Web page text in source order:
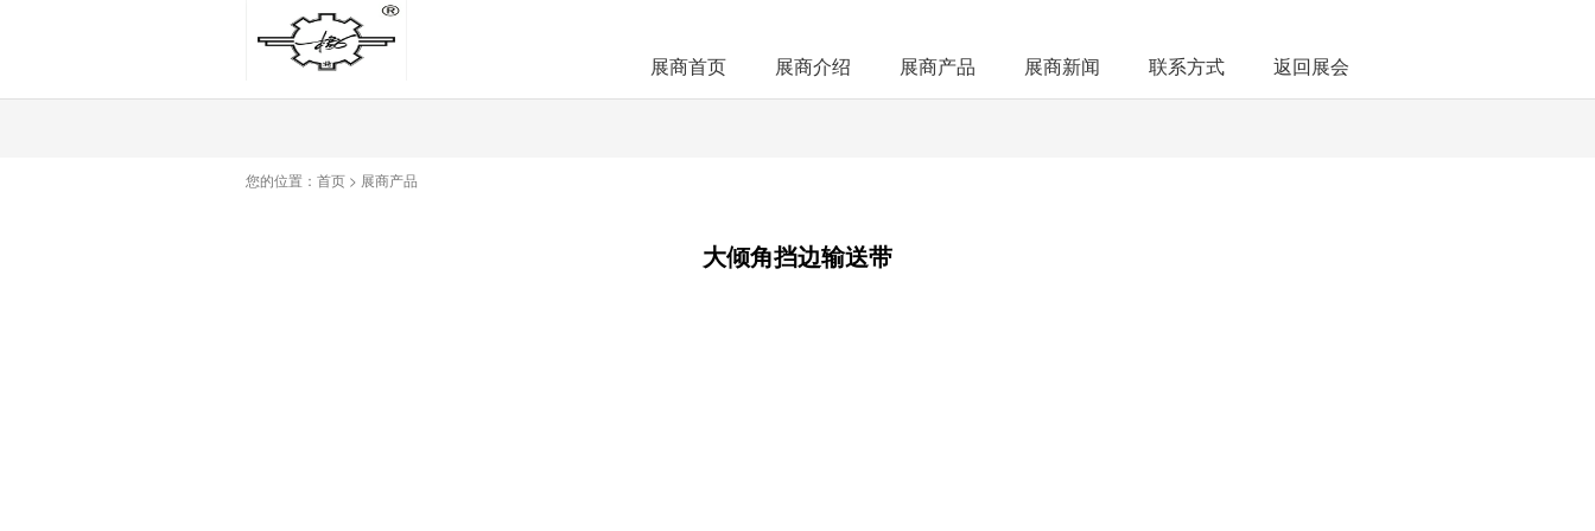
展商首页 展商介绍 展商产品 展商新闻 联系方式 返回展会
您的位置： 首页 > 展商产品
大倾角挡边输送带